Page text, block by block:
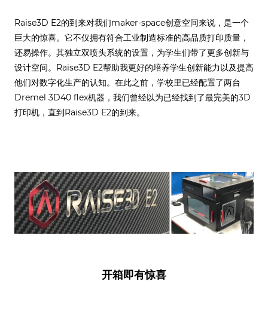
Raise3D E2的到来对我们maker-space创意空间来说，是一个
巨大的惊喜。它不仅拥有符合工业制造标准的高品质打印质量，
还易操作。其独立双喷头系统的设置，为学生们带了更多创新与
设计空间。Raise3D E2帮助我更好的培养学生创新能力以及提高
他们对数字化生产的认知。在此之前，学校里已经配置了两台
Dremel 3D40 flex机器，我们曾经以为已经找到了最完美的3D
打印机，直到Raise3D E2的到来。
开箱即有惊喜